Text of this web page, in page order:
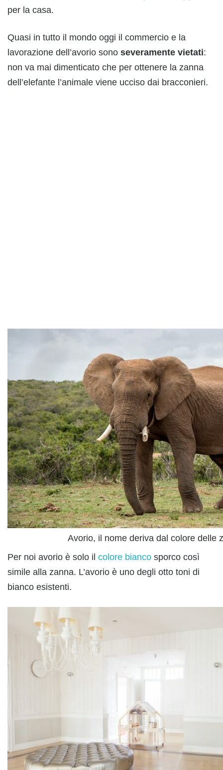
per la casa.
Quasi in tutto il mondo oggi il commercio e la
lavorazione dell’avorio sono severamente vietati:
non va mai dimenticato che per ottenere la zanna
dell’elefante l’animale viene ucciso dai bracconieri.
Avorio, il nome deriva dal colore delle
Per noi avorio è solo il colore bianco sporco così
simile alla zanna. L’avorio è uno degli otto toni di
bianco esistenti.